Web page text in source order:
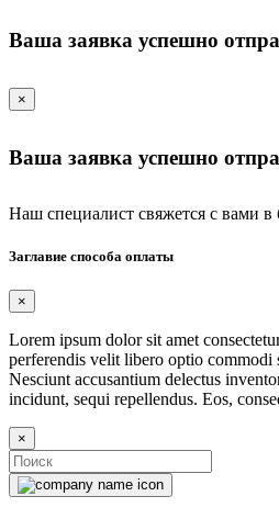
Ваша заявка успешно
×
Ваша заявка успешно
Наш специалист свяжется с вами
Заглавие способа оплаты
×
Lorem ipsum dolor sit amet
perferendis velit libero optio commodi
Nesciunt accusantium delectus
incidunt, sequi repellendus. Eos,
×